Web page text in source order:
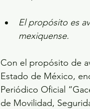
El propósito es
mexiquense.
Con el propósito de
Estado de México,
Periódico Oficial
de Movilidad,